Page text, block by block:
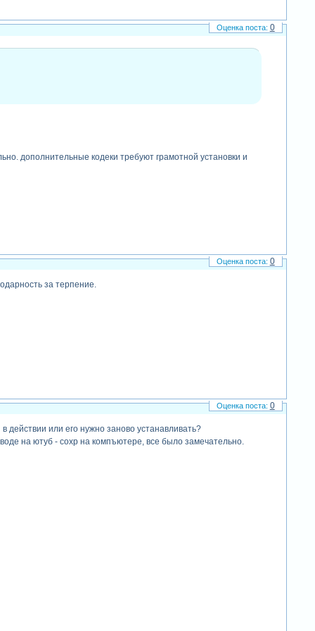
дополнительные кодеки требуют грамотной установки и
0
за терпение.
0
действии или его нужно заново устанавливать?
на ютуб - сохр на компъютере, все было замечательно.
0